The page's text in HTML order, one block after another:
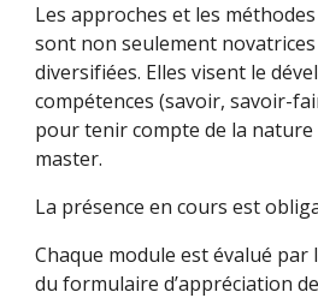
Les approches et les
sont non seulement
diversifiées. Elles visent le
compétences (savoir, savoir-
pour tenir compte de la
master.
La présence en cours est
Chaque module est évalué par
du formulaire d’appréciation